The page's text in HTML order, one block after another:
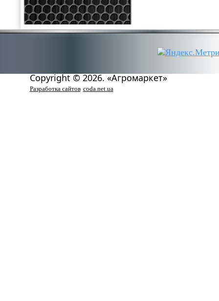
Copyright © 2026. «Агромаркет»
Разработка сайтов coda.net.ua